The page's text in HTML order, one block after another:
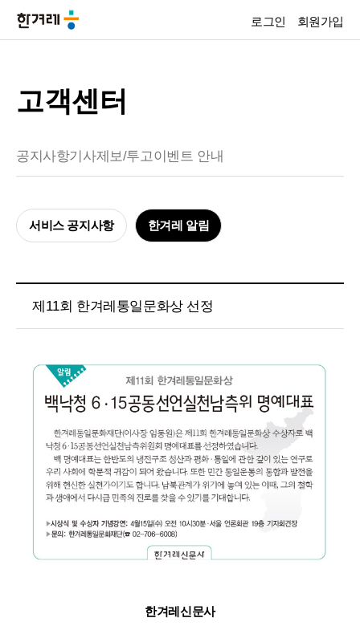
로그인 회원가입
고객센터
공지사항기사제보/투고이벤트 안내
서비스 공지사항 한겨레 알림
제11회 한겨레통일문화상 선정
한겨레신문사